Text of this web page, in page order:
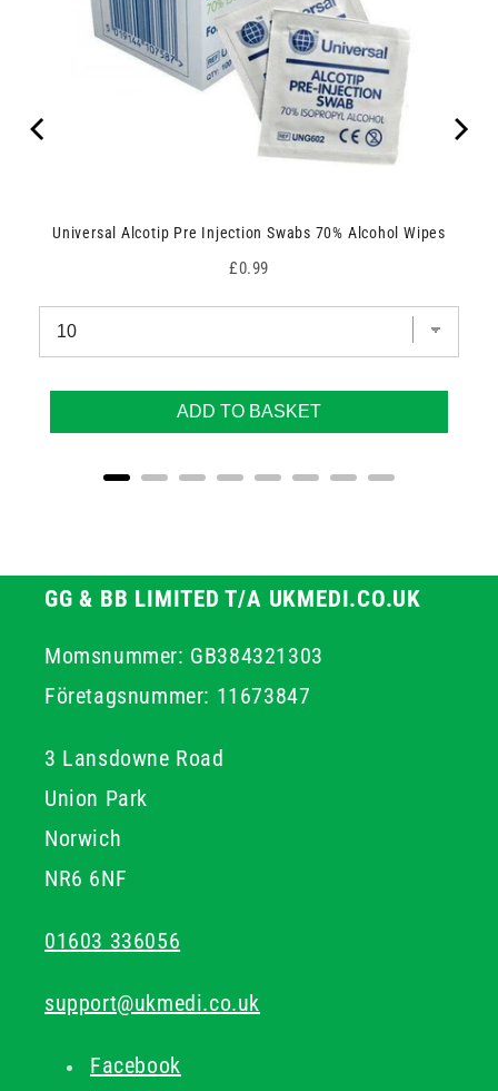
Universal Alcotip Pre Injection Swabs 70% Alcohol Wipes
Price
£0.99
ADD TO BASKET
GG & BB LIMITED T/A UKMEDI.CO.UK
Momsnummer: GB384321303
Företagsnummer: 11673847
3 Lansdowne Road
Union Park
Norwich
NR6 6NF
01603 336056
support@ukmedi.co.uk
Facebook